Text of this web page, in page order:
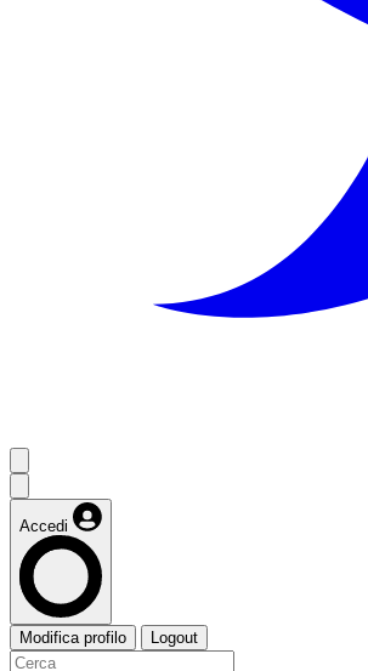
Accedi
Modifica profilo Logout